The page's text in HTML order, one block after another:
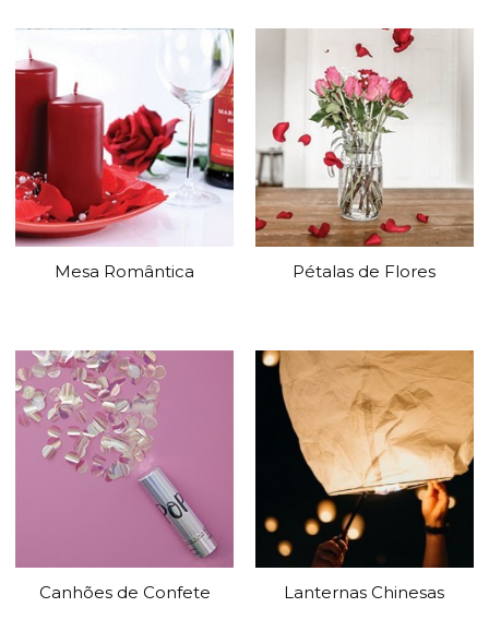
Mesa Romântica Pétalas de Flores
Canhões de Confete Lanternas Chinesas